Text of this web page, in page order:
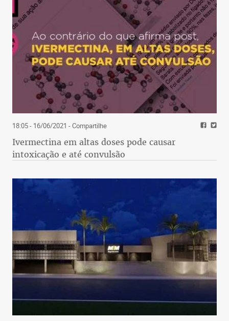
18:05 - 16/06/2021 - Compartilhe
Ivermectina em altas doses pode causar
intoxicação e até convulsão